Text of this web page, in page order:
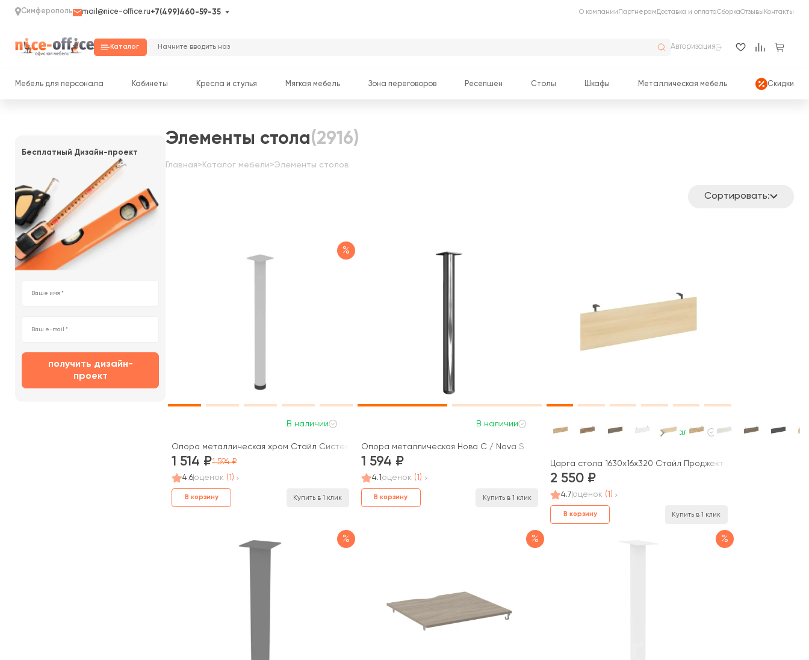
Симферополь mail@nice-office.ru+7(499)460-59-35 О компании ПартнерамДоставка и оплатаСборкаОтзывы Контакты
Каталог Авторизация
Мебель для персонала Кабинеты Кресла и стулья Мягкая мебель Зона переговоров Ресепшен Столы Шкафы Металлическая мебель Скидки
Бесплатный Дизайн-проект
получить дизайн-
проект
Элементы стола(2916)
Главная> Каталог мебели>Элементы столов
Сортировать:
%
В наличии
Опора металлическая хром Стайл Систем / Style System
1 514
1 594
4.6оценок (1)
В корзину Купить в 1 клик
В наличии
Опора металлическая Нова С / Nova S
1 594
4.1 оценок (1)
В корзину Купить в 1 клик
В наличии
Царга стола 1630х16х320 Стайл Проджект / Style Project
2 550
4.7 оценок (1)
В корзину Купить в 1 клик
% % %